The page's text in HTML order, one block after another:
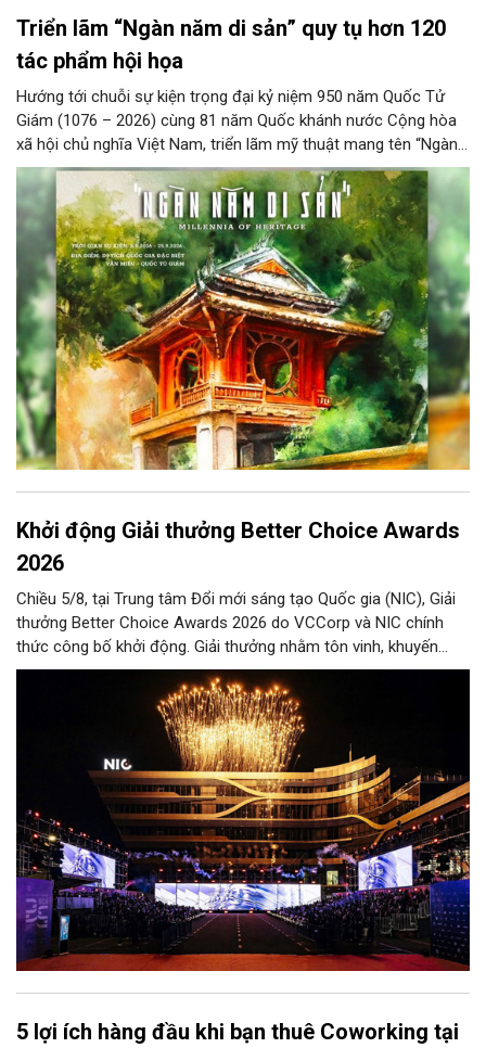
Triển lãm “Ngàn năm di sản” quy tụ hơn 120
tác phẩm hội họa
Hướng tới chuỗi sự kiện trọng đại kỷ niệm 950 năm Quốc Tử
Giám (1076 – 2026) cùng 81 năm Quốc khánh nước Cộng hòa
xã hội chủ nghĩa Việt Nam, triển lãm mỹ thuật mang tên “Ngàn
năm di sản” sẽ chính thức khai mạc vào ngày 8/8 tại Nhà Thái
Học, Di tích Quốc gia đặc biệt Văn Miếu – Quốc Tử Giám. Sự
kiện kéo dài đến ngày 25/9/2026 hứa hẹn trở thành điểm đến
văn hóa đầy sức hút, góp phần làm phong phú đời sống nghệ
thuật của Thủ đô trong mùa thu này.
Khởi động Giải thưởng Better Choice Awards
2026
Chiều 5/8, tại Trung tâm Đổi mới sáng tạo Quốc gia (NIC), Giải
thưởng Better Choice Awards 2026 do VCCorp và NIC chính
thức công bố khởi động. Giải thưởng nhằm tôn vinh, khuyến
khích, cổ vũ những giá trị đổi mới, sáng tạo, áp dụng trong đời
sống thực, phục vụ người tiêu dùng.
5 lợi ích hàng đầu khi bạn thuê Coworking tại